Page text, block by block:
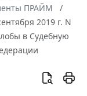
ПРАЙМ
2019 г. N
в Судебную